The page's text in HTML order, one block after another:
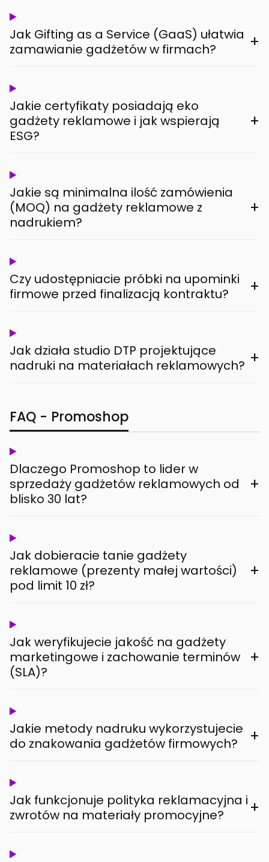
Jak Gifting as a Service (GaaS) ułatwia
zamawianie gadżetów w firmach?
+
Jakie certyfikaty posiadają eko
gadżety reklamowe i jak wspierają
ESG?
+
Jakie są minimalna ilość zamówienia
(MOQ) na gadżety reklamowe z
nadrukiem?
+
Czy udostępniacie próbki na upominki
firmowe przed finalizacją kontraktu?
+
Jak działa studio DTP projektujące
nadruki na materiałach reklamowych? +
FAQ - Promoshop
Dlaczego Promoshop to lider w
sprzedaży gadżetów reklamowych od
blisko 30 lat?
+
Jak dobieracie tanie gadżety
reklamowe (prezenty małej wartości)
pod limit 10 zł?
+
Jak weryfikujecie jakość na gadżety
marketingowe i zachowanie terminów
(SLA)?
+
Jakie metody nadruku wykorzystujecie
do znakowania gadżetów firmowych?
+
Jak funkcjonuje polityka reklamacyjna i
zwrotów na materiały promocyjne?
+